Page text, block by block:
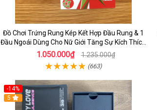
Đồ Chơi Trứng Rung Kép Kết Hợp Đầu Rung & 1
Đầu Ngoái Dùng Cho Nữ Giới Tăng Sự Kích Thích
mạnh mẽ
1.050.000₫ 1.235.000₫
(663)
-14%
5